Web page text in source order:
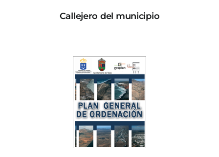
Callejero del municipio